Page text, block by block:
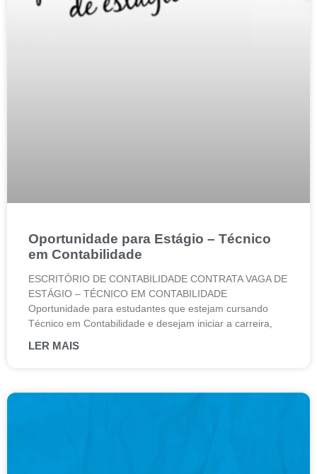
Oportunidade para Estágio – Técnico
em Contabilidade
ESCRITÓRIO DE CONTABILIDADE CONTRATA VAGA DE
ESTÁGIO – TÉCNICO EM CONTABILIDADE
Oportunidade para estudantes que estejam cursando
Técnico em Contabilidade e desejam iniciar a carreira,
LER MAIS